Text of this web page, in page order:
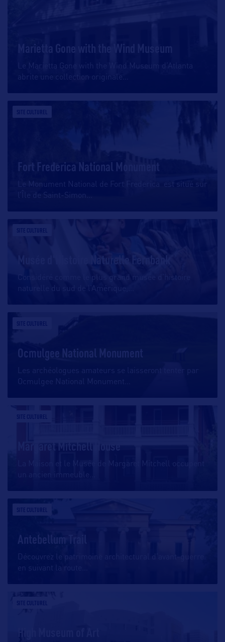
Marietta Gone with the Wind Museum
Le Marietta Gone with the Wind Museum d’Atlanta
abrite une collection originale
SITE CULTUREL
Fort Frederica National Monument
Le Monument National de Fort Frederica est situé sur
l’Île de Saint-Simon
SITE CULTUREL
Musée d'Histoire Naturelle Fernbank
Considéré comme le plus grand musée d’histoire
naturelle du sud de l’Amérique,
SITE CULTUREL
Ocmulgee National Monument
Les archéologues amateurs se laisseront tenter par
Ocmulgee National Monument
SITE CULTUREL
Margaret Mitchell House
La Maison et le Musée de Margaret Mitchell occupent
SITE CULTUREL
Antebellum Trail
Découvrez le patrimoine architectural d’avant-guerre
en suivant la route
SITE CULTUREL
High Museum of Art